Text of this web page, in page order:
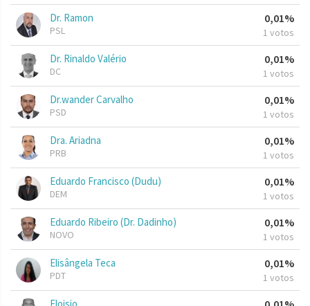
Dr. Ramon
PSL
0,01%
1 votos
Dr. Rinaldo Valério
DC
0,01%
1 votos
Dr.wander Carvalho
PSD
0,01%
1 votos
Dra. Ariadna
PRB
0,01%
1 votos
Eduardo Francisco (Dudu)
DEM
0,01%
1 votos
Eduardo Ribeiro (Dr. Dadinho)
NOVO
0,01%
1 votos
Elisângela Teca
PDT
0,01%
1 votos